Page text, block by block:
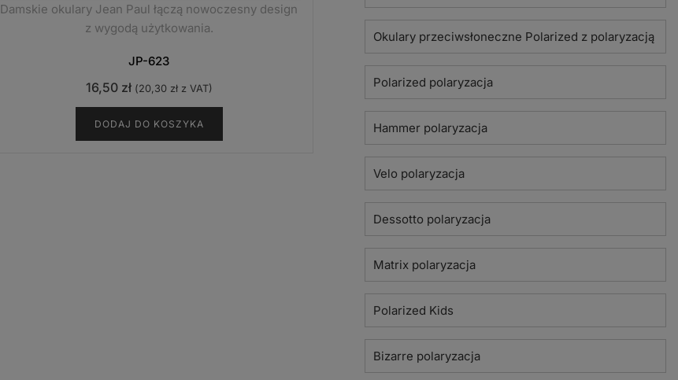
Damskie okulary Jean Paul łączą nowoczesny design
z wygodą użytkowania.
JP-623
16,50 zł (20,30 złz VAT)
DODAJ DO KOSZYKA
Okulary przeciwsłoneczne Polarized z polaryzacją
Polarized polaryzacja
Hammer polaryzacja
Velo polaryzacja
Dessotto polaryzacja
Matrix polaryzacja
Polarized Kids
Bizarre polaryzacja